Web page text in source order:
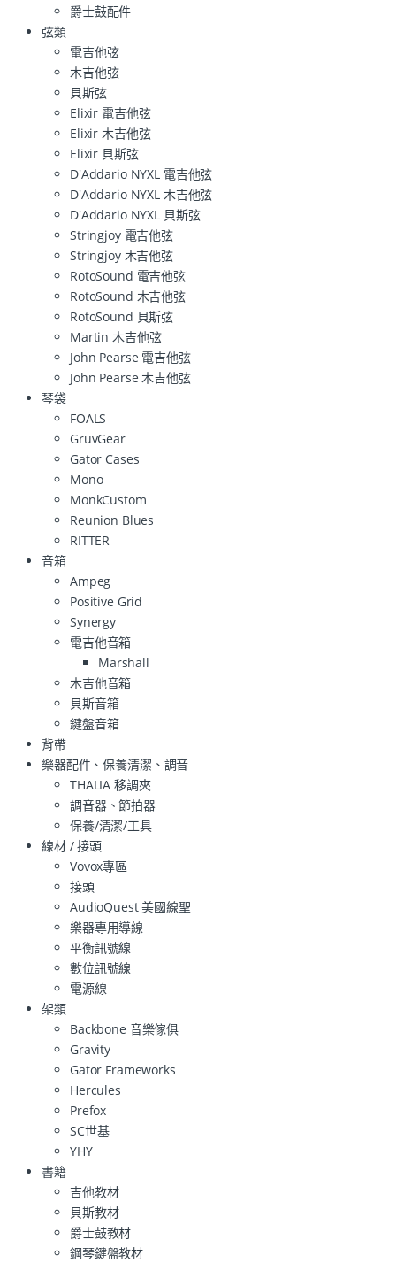
爵士鼓配件
弦類
電吉他弦
木吉他弦
貝斯弦
Elixir 電吉他弦
Elixir 木吉他弦
Elixir 貝斯弦
D'Addario NYXL 電吉他弦
D'Addario NYXL 木吉他弦
D'Addario NYXL 貝斯弦
Stringjoy 電吉他弦
Stringjoy 木吉他弦
RotoSound 電吉他弦
RotoSound 木吉他弦
RotoSound 貝斯弦
Martin 木吉他弦
John Pearse 電吉他弦
John Pearse 木吉他弦
琴袋
FOALS
GruvGear
Gator Cases
Mono
MonkCustom
Reunion Blues
RITTER
音箱
Ampeg
Positive Grid
Synergy
電吉他音箱
Marshall
木吉他音箱
貝斯音箱
鍵盤音箱
背帶
樂器配件、保養清潔、調音
THALIA 移調夾
調音器、節拍器
保養/清潔/工具
線材 / 接頭
Vovox專區
接頭
AudioQuest 美國線聖
樂器專用導線
平衡訊號線
數位訊號線
電源線
架類
Backbone 音樂傢俱
Gravity
Gator Frameworks
Hercules
Prefox
SC世基
YHY
書籍
吉他教材
貝斯教材
爵士鼓教材
鋼琴鍵盤教材